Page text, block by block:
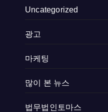
Uncategorized
광고
마케팅
많이 본 뉴스
법무법인토마스